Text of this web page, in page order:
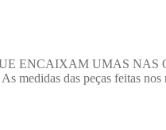
ENCAIXAM UMAS NAS
das peças feitas